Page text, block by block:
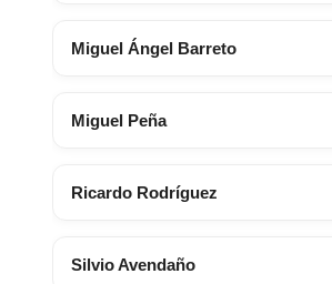
Miguel Ángel Barreto
Miguel Peña
Ricardo Rodríguez
Silvio Avendaño